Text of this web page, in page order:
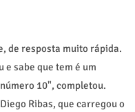
de resposta muito rápida.
e sabe que tem é um
10", completou.
Ribas, que carregou o